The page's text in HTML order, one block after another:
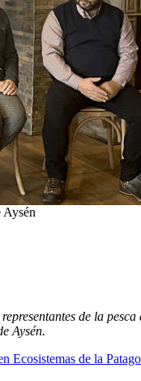
Aysén
de la
Aysén.
Ecosistemas de la